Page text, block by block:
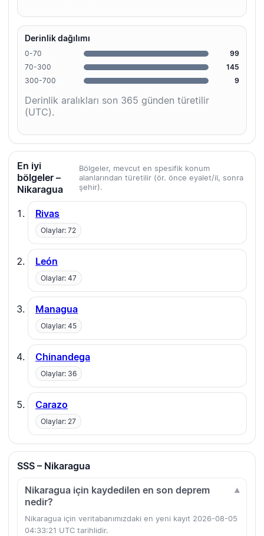
Derinlik dağılımı
0-70
99
70-300
145
300-700
9
Derinlik aralıkları son 365 günden türetilir
(UTC).
En iyi
bölgeler –
Nikaragua
Bölgeler, mevcut en spesifik konum
alanlarından türetilir (ör. önce eyalet/il, sonra
şehir).
Rivas
Olaylar: 72
León
Olaylar: 47
Managua
Olaylar: 45
Chinandega
Olaylar: 36
Carazo
Olaylar: 27
SSS – Nikaragua
Nikaragua için kaydedilen en son deprem
nedir?
Nikaragua için veritabanımızdaki en yeni kayıt 2026-08-05
04:33:21 UTC tarihlidir.